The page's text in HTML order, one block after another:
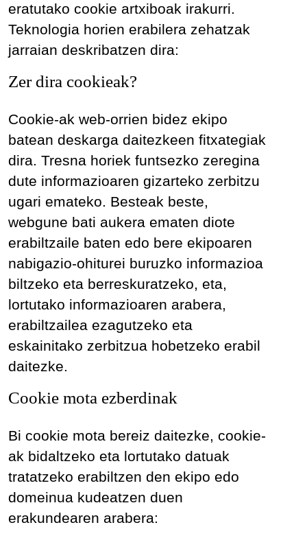
eratutako cookie artxiboak irakurri.
Teknologia horien erabilera zehatzak
jarraian deskribatzen dira:
Zer dira cookieak?
Cookie-ak web-orrien bidez ekipo
batean deskarga daitezkeen fitxategiak
dira. Tresna horiek funtsezko zeregina
dute informazioaren gizarteko zerbitzu
ugari emateko. Besteak beste,
webgune bati aukera ematen diote
erabiltzaile baten edo bere ekipoaren
nabigazio-ohiturei buruzko informazioa
biltzeko eta berreskuratzeko, eta,
lortutako informazioaren arabera,
erabiltzailea ezagutzeko eta
eskainitako zerbitzua hobetzeko erabil
daitezke.
Cookie mota ezberdinak
Bi cookie mota bereiz daitezke, cookie-
ak bidaltzeko eta lortutako datuak
tratatzeko erabiltzen den ekipo edo
domeinua kudeatzen duen
erakundearen arabera: